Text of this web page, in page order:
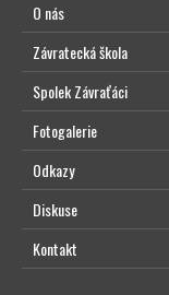
O nás
Závratecká škola
Spolek Závraťáci
Fotogalerie
Odkazy
Diskuse
Kontakt